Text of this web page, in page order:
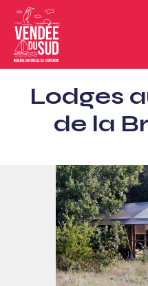
Sud
Vendée
TourismusSüd
Lodges
de la